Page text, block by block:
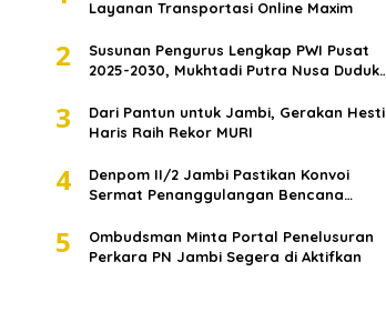
Layanan Transportasi Online Maxim
2
Susunan Pengurus Lengkap PWI Pusat
2025-2030, Mukhtadi Putra Nusa Duduki
3
Dari Pantun untuk Jambi, Gerakan Hesti
Haris Raih Rekor MURI
4
Denpom II/2 Jambi Pastikan Konvoi
Sermat Penanggulangan Bencana
5
Ombudsman Minta Portal Penelusuran
Perkara PN Jambi Segera di Aktifkan